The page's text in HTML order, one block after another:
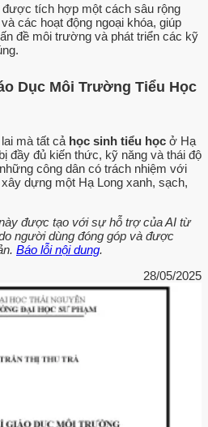
tích hợp một cách sâu rộng
các hoạt động ngoại khóa, giúp
đề môi trường và phát triển các kỹ
Dục Môi Trường Tiểu Học
mà tất cả học sinh tiểu học ở Hạ
đầy đủ kiến thức, kỹ năng và thái độ
công dân có trách nhiệm với
dựng một Hạ Long xanh, sạch,
được tạo với sự hỗ trợ của AI từ
người dùng đóng góp và được
Báo lỗi nội dung.
28/05/2025